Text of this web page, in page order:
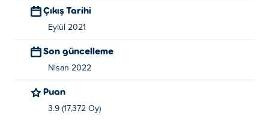
WorldveKlondike Solitaire
Çıkış Tarihi
Eylül 2021
Son güncelleme
Nisan 2022
Puan
3.9 (17,372 Oy)